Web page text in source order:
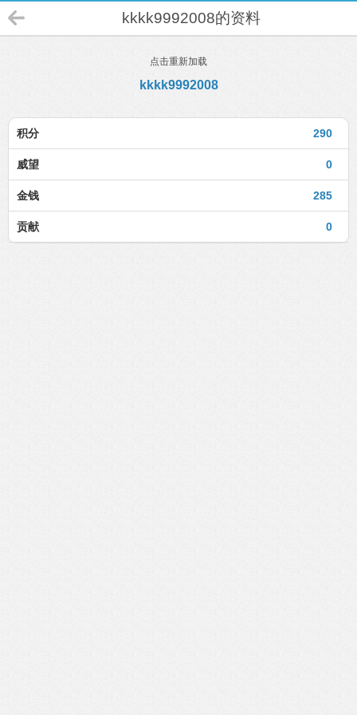
kkkk9992008的资料
点击重新加载
kkkk9992008
290
积分
0
威望
285
金钱
0
贡献